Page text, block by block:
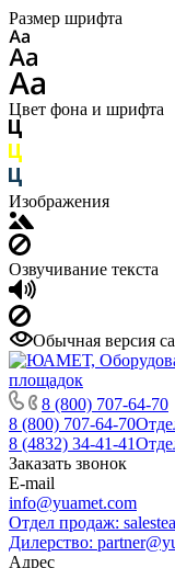
Размер шрифта
Цвет фона и шрифта
Изображения
Озвучивание текста
Обычная версия
8 (800) 707-64-70
8 (800) 707-64-70
8 (4832) 34-41-41
Заказать звонок
E-mail
info@yuamet.com
Отдел продаж:
Дилерство:
Адрес